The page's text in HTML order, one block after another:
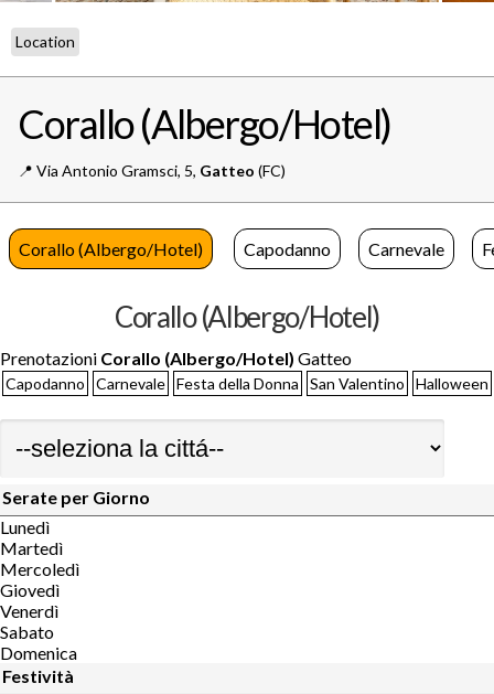
Location
Corallo (Albergo/Hotel)
📍️ Via Antonio Gramsci, 5, Gatteo (FC)
Corallo (Albergo/Hotel) Capodanno Carnevale
Corallo (Albergo/Hotel)
Prenotazioni Corallo (Albergo/Hotel) Gatteo
Capodanno Carnevale Festa della Donna San Valentino Halloween
Serate per Giorno
Lunedì
Martedì
Mercoledì
Giovedì
Venerdì
Sabato
Domenica
Festività